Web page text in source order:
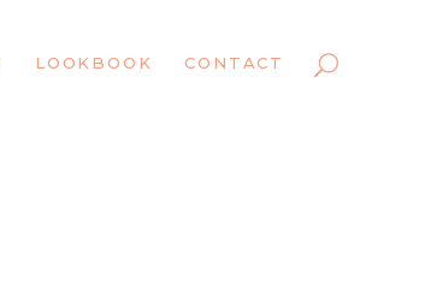
LOOKBOOK CONTACT